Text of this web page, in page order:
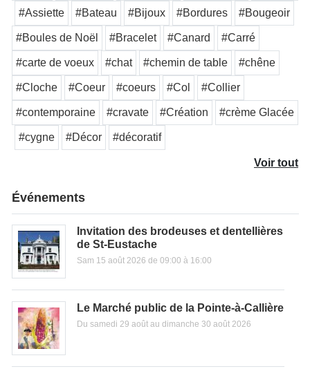
#Assiette #Bateau #Bijoux #Bordures #Bougeoir
#Boules de Noël #Bracelet #Canard #Carré
#carte de voeux #chat #chemin de table #chêne
#Cloche #Coeur #coeurs #Col #Collier
#contemporaine #cravate #Création #crème Glacée
#cygne #Décor #décoratif
Voir tout
Événements
Invitation des brodeuses et dentellières
de St-Eustache
Sam 15 août 2026 de 09:00 à 16:00
Le Marché public de la Pointe-à-Callière
Du samedi 29 août au dimanche 30 août 2026